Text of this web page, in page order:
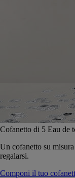
Cofanetto di 5 Eau de
Un cofanetto su
regalarsi.
Componi il tuo